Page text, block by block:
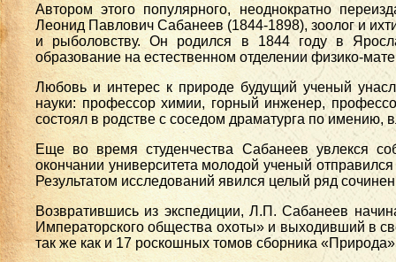
Автором этого популярного, неоднократно
Леонид Павлович Сабанеев (1844-1898), зоолог и
и рыболовству. Он родился в 1844 году в
образование на естественном отделении физико-
Любовь и интерес к природе будущий ученый
науки: профессор химии, горный инженер,
состоял в родстве с соседом драматурга по
Еще во время студенчества Сабанеев увлекся
окончании университета молодой ученый
Результатом исследований явился целый ряд
Возвратившись из экспедиции, Л.П. Сабанеев
Императорского общества охоты» и выходивший в
так же как и 17 роскошных томов сборника